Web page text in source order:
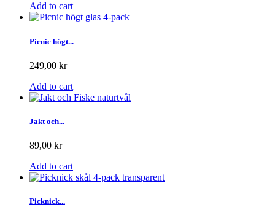
Add to cart
Picnic högt...
249,00 kr
Add to cart
Jakt och...
89,00 kr
Add to cart
Picknick...